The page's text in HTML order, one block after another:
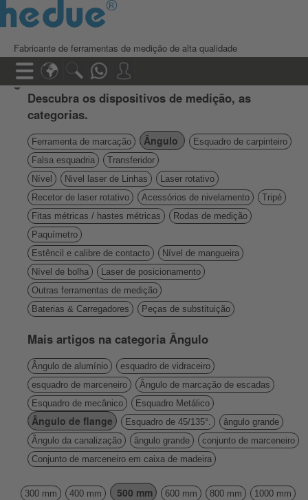
Fabricante de ferramentas de medição de alta qualidade
Descubra os dispositivos de medição, as
categorias.
Ferramenta de marcação Ângulo
Esquadro de carpinteiro
Falsa esquadria
Transferidor
Nível
Nivel laser de Linhas
Laser rotativo
Recetor de laser rotativo
Acessórios de nivelamento
Tripé
Fitas métricas / hastes métricas
Rodas de medição
Paquímetro
Estêncil e calibre de contacto
Nível de mangueira
Nível de bolha
Laser de posicionamento
Outras ferramentas de medição
Baterias & Carregadores
Peças de substituição
Mais artigos na categoria Ângulo
Ângulo de alumínio
esquadro de vidraceiro
esquadro de marceneiro
Ângulo de marcação de escadas
Esquadro de mecânico
Esquadro Metálico
Ângulo de flange Esquadro de 45/135°.
ângulo grande
Ângulo da canalização
ângulo grande
conjunto de marceneiro
Conjunto de marceneiro em caixa de madeira
300 mm 400 mm 500 mm 600 mm 800 mm 1000 mm